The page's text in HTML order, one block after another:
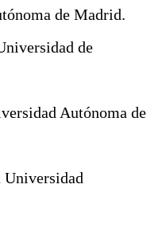
de Madrid.
de
Autónoma de
Universidad